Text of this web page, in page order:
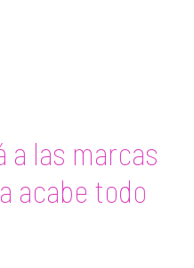
a las marcas
acabe todo